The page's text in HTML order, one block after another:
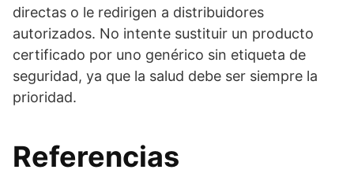
directas o le redirigen a distribuidores
autorizados. No intente sustituir un producto
certificado por uno genérico sin etiqueta de
seguridad, ya que la salud debe ser siempre la
prioridad.
Referencias